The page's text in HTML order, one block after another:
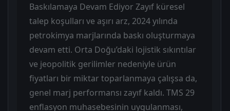
Baskılamaya Devam Ediyor Zayıf küresel
talep koşulları ve aşırı arz, 2024 yılında
petrokimya marjlarında baskı oluşturmaya
devam etti. Orta Doğu’daki lojistik sıkıntılar
ve jeopolitik gerilimler nedeniyle ürün
fiyatları bir miktar toparlanmaya çalışsa da,
genel marj performansı zayıf kaldı. TMS 29
enflasyon muhasebesinin uygulanması,